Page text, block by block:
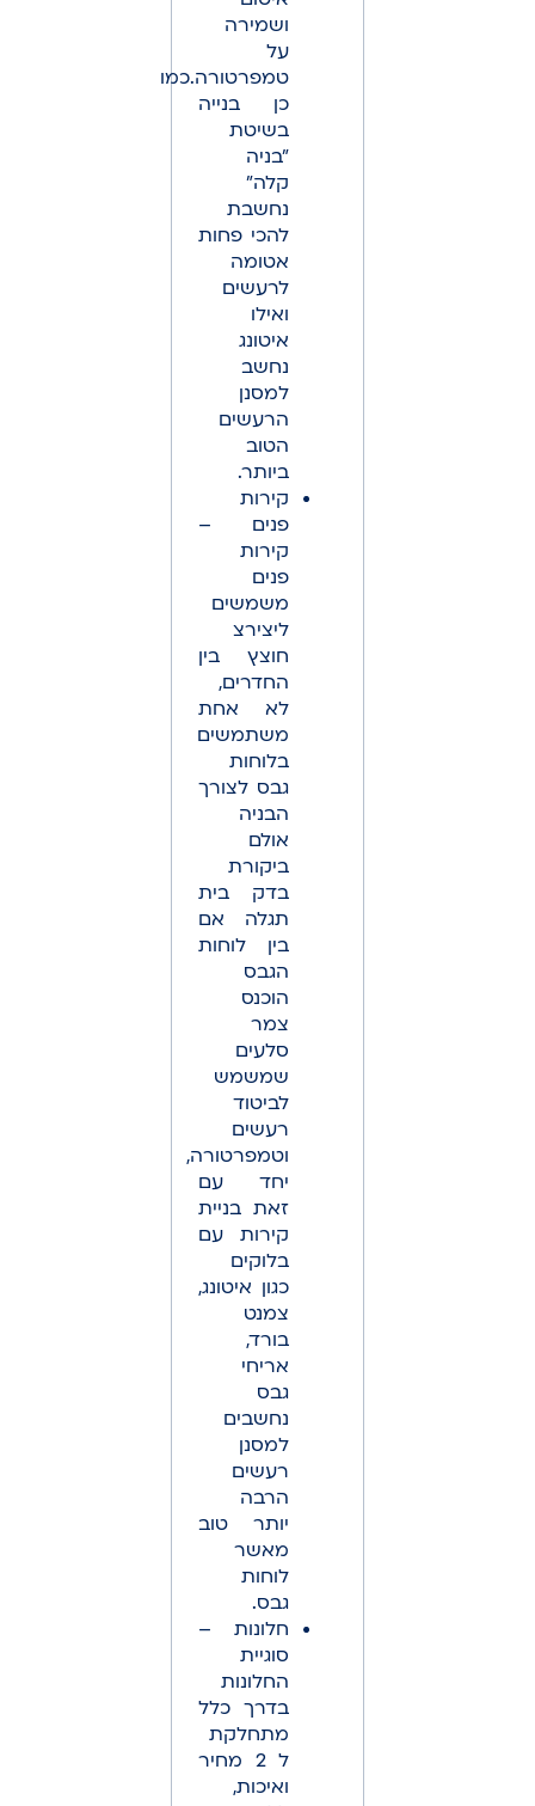
ושמירה
על
טמפרטורה.כמו
כן בנייה
בשיטת
"בניה
קלה"
נחשבת
להכי פחות
אטומה
לרעשים
ואילו
איטונג
נחשב
למסנן
הרעשים
הטוב
ביותר.
קירות
פנים –
קירות
פנים
משמשים
ליצירצ
חוצץ בין
החדרים,
לא אחת
משתמשים
בלוחות
גבס לצורך
הבניה
אולם
ביקורת
בדק בית
תגלה אם
בין לוחות
הגבס
הוכנס
צמר
סלעים
שמשמש
לביטוד
רעשים
וטמפרטורה,
יחד עם
זאת בניית
קירות עם
בלוקים
כגון איטונג,
צמנט
בורד,
אריחי
גבס
נחשבים
למסנן
רעשים
הרבה
יותר טוב
מאשר
לוחות
גבס.
חלונות –
סוגיית
החלונות
בדרך כלל
מתחלקת
ל 2 מחיר
ואיכות,